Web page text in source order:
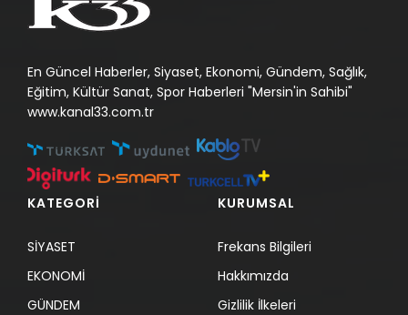
En Güncel Haberler, Siyaset, Ekonomi, Gündem, Sağlık,
Eğitim, Kültür Sanat, Spor Haberleri "Mersin'in Sahibi"
www.kanal33.com.tr
KATEGORİ
SİYASET
EKONOMİ
GÜNDEM
KURUMSAL
Frekans Bilgileri
Hakkımızda
Gizlilik İlkeleri